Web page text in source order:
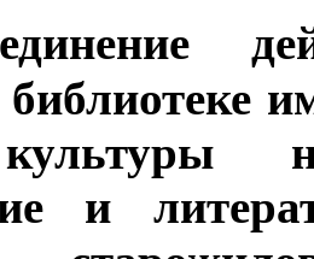
библиотеке
и